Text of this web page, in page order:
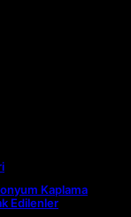
Kaplama
Edilenler